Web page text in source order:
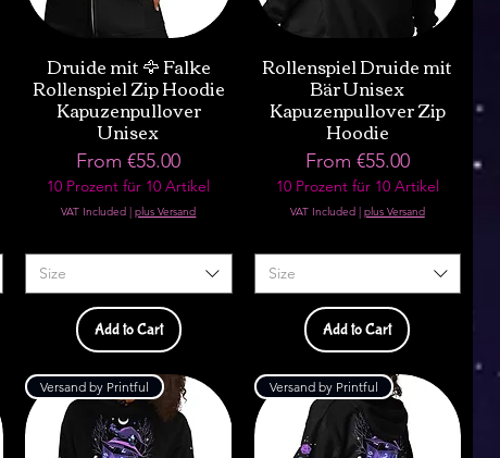
Druide mit 🦅 Falke
Rollenspiel Zip Hoodie
Kapuzenpullover
Unisex
From€55.00
Sale Price
10 Prozent für 10 Artikel
VAT Included |plus Versand
Size
Add to Cart
Rollenspiel Druide mit
Bär Unisex
Kapuzenpullover Zip
Hoodie
From €55.00
Sale Price
10 Prozent für 10 Artikel
VAT Included plus Versand
Size
Add to Cart
Versand by Printful Versand by Printful